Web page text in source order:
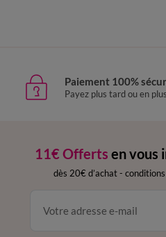
Paiement 100%
Payez plus tard ou en
11€ Offerts en vous
dès 20€ d’achat -